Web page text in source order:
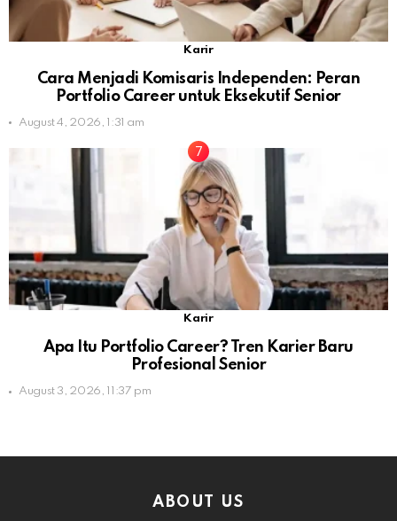
Karir
Cara Menjadi Komisaris Independen: Peran
Portfolio Career untuk Eksekutif Senior
August 4, 2026, 1:31 am
Karir
Apa Itu Portfolio Career? Tren Karier Baru
Profesional Senior
August 3, 2026, 11:37 pm
ABOUT US